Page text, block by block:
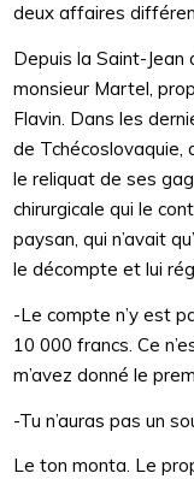
deux affaires
Depuis la Saint-Jean
monsieur Martel,
Flavin. Dans les
de Tchécoslovaquie,
le reliquat de ses
chirurgicale qui le
paysan, qui n’avait
le décompte et lui
-Le compte n’y est
10 000 francs. Ce
m’avez donné le
-Tu n’auras pas un
Le ton monta. Le